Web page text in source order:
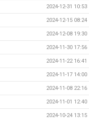
2024-12-31 10:53
2024-12-15 08:24
2024-12-08 19:30
2024-11-30 17:56
2024-11-22 16:41
2024-11-17 14:00
2024-11-08 22:16
2024-11-01 12:40
2024-10-24 13:15